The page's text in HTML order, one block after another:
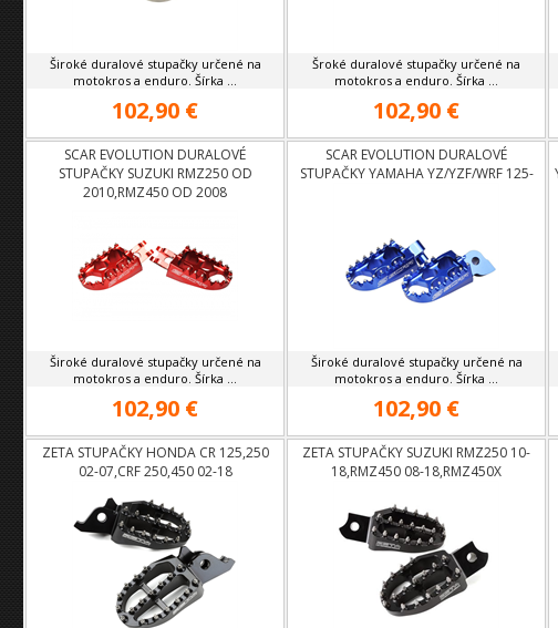
Široké duralové stupačky určené na
motokros a enduro. Šírka ...
102,90 €
Šroké duralové stupačky určené na
motokros a enduro. Šírka ...
102,90 €
SCAR EVOLUTION DURALOVÉ
STUPAČKY SUZUKI RMZ250 OD
2010,RMZ450 OD 2008
Široké duralové stupačky určené na
motokros a enduro. Šírka ...
102,90 €
SCAR EVOLUTION DURALOVÉ
STUPAČKY YAMAHA YZ/YZF/WRF 125-
Široké duralové stupačky určené na
motokros a enduro. Šírka ...
102,90 €
ZETA STUPAČKY HONDA CR 125,250
02-07,CRF 250,450 02-18
ZETA STUPAČKY SUZUKI RMZ250 10-
18,RMZ450 08-18,RMZ450X